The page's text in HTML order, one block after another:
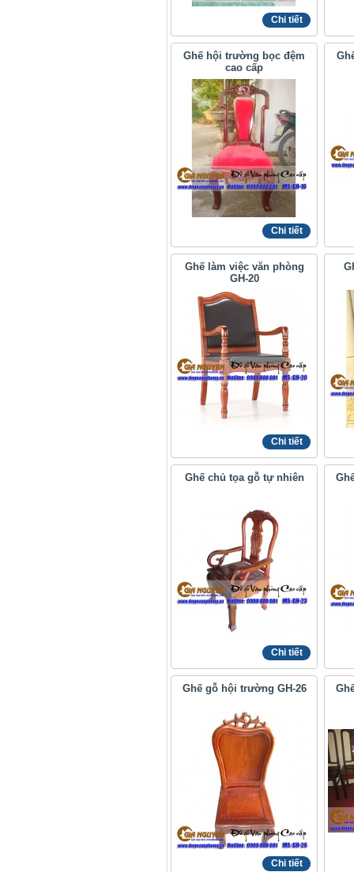
Chi tiết
Ghế hội trường bọc đệm
cao cấp
Chi tiết
Ghế làm việc văn phòng
GH-20
Chi tiết
Ghế chủ tọa gỗ tự nhiên
Chi tiết
Ghế gỗ hội trường GH-26
Chi tiết